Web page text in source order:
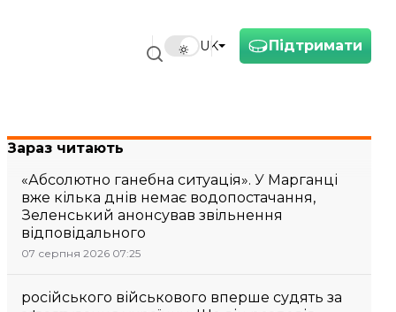
Підтримати
UK
Зараз читають
«Абсолютно ганебна ситуація». У Марганці
вже кілька днів немає водопостачання,
Зеленський анонсував звільнення
відповідального
07 серпня 2026 07:25
російського військового вперше судять за